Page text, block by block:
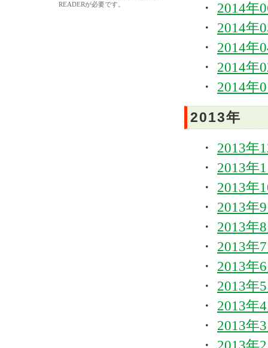
READERが必要です。
・ 2014年
・ 2014年
・ 2014年
・ 2014年
・ 2014年
2013年
・ 2013年
・ 2013年
・ 2013年
・ 2013年
・ 2013年
・ 2013年
・ 2013年
・ 2013年
・ 2013年
・ 2013年